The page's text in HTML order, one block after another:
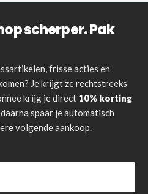
scherper. Pak
frisse acties en
Je krijgt ze rechtstreeks
krijg je direct 10% korting
spaar je automatisch
volgende aankoop.